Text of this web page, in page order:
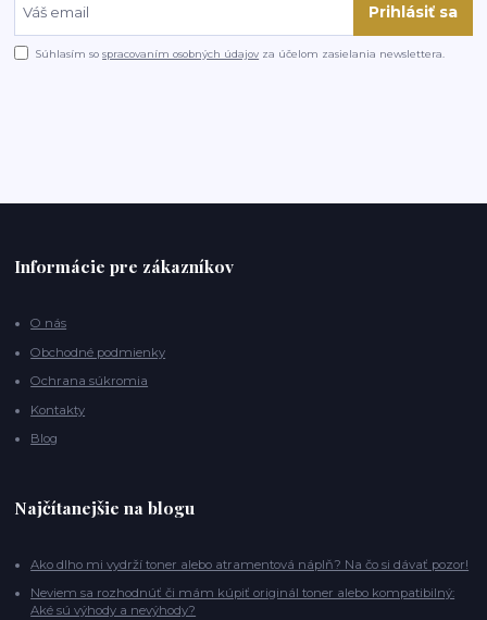
Prihlásiť sa
Súhlasím sospracovaním osobných údajov za účelom zasielania newslettera.
Informácie pre zákazníkov
O nás
Obchodné podmienky
Ochrana súkromia
Kontakty
Blog
Najčítanejšie na blogu
Ako dlho mi vydrží toner alebo atramentová náplň? Na čo si dávať pozor!
Neviem sa rozhodnúť či mám kúpiť originál toner alebo kompatibilný:
Aké sú výhody a nevýhody?